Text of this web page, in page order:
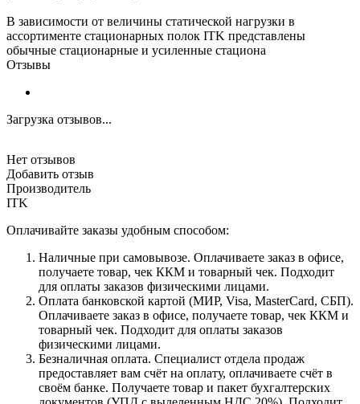
В зависимости от величины статической нагрузки в
ассортименте стационарных полок ITK представлены
обычные стационарные и усиленные стациона
Отзывы
Загрузка отзывов...
Нет отзывов
Добавить отзыв
Производитель
ITK
Оплачивайте заказы удобным способом:
Наличные при самовывозе. Оплачиваете заказ в офисе,
получаете товар, чек ККМ и товарный чек. Подходит
для оплаты заказов физическими лицами.
Оплата банковской картой (МИР, Visa, MasterCard, СБП).
Оплачиваете заказ в офисе, получаете товар, чек ККМ и
товарный чек. Подходит для оплаты заказов
физическими лицами.
Безналичная оплата. Специалист отдела продаж
предоставляет вам счёт на оплату, оплачиваете счёт в
своём банке. Получаете товар и пакет бухгалтерских